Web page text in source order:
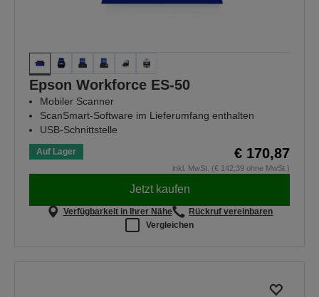
Epson Workforce ES-50
Mobiler Scanner
ScanSmart-Software im Lieferumfang enthalten
USB-Schnittstelle
Auf Lager € 170,87
inkl. MwSt. (€ 142,39 ohne MwSt.)
Jetzt kaufen
Verfügbarkeit in Ihrer Nähe
Rückruf vereinbaren
Vergleichen